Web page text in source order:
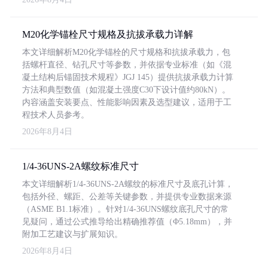
M20化学锚栓尺寸规格及抗拔承载力详解
本文详细解析M20化学锚栓的尺寸规格和抗拔承载力，包
括螺杆直径、钻孔尺寸等参数，并依据专业标准（如《混
凝土结构后锚固技术规程》JGJ 145）提供抗拔承载力计算
方法和典型数值（如混凝土强度C30下设计值约80kN）。
内容涵盖安装要点、性能影响因素及选型建议，适用于工
程技术人员参考。
2026年8月4日
1/4-36UNS-2A螺纹标准尺寸
本文详细解析1/4-36UNS-2A螺纹的标准尺寸及底孔计算，
包括外径、螺距、公差等关键参数，并提供专业数据来源
（ASME B1.1标准）。针对1/4-36UNS螺纹底孔尺寸的常
见疑问，通过公式推导给出精确推荐值（Φ5.18mm），并
附加工艺建议与扩展知识。
2026年8月4日